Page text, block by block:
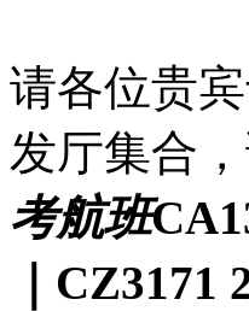
请各位贵
发厅集合
考航班
｜CZ3171